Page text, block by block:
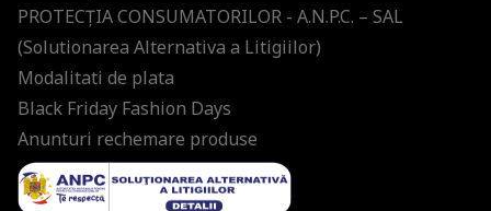
PROTECŢIA CONSUMATORILOR - A.N.P.C. – SAL
(Solutionarea Alternativa a Litigiilor)
Modalitati de plata
Black Friday Fashion Days
Anunturi rechemare produse